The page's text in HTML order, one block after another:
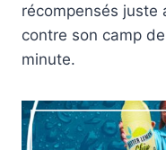
récompensés juste
contre son camp
minute.